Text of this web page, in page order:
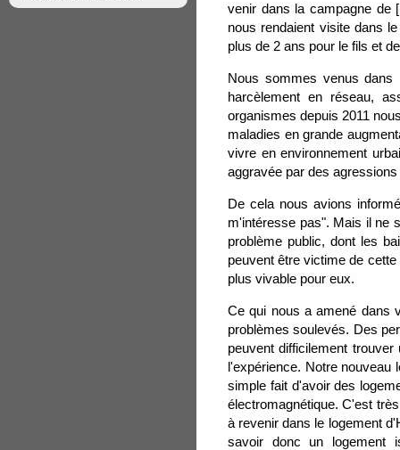
venir dans la campagne de
nous rendaient visite dans
plus de 2 ans pour le fils et
Nous sommes venus dans
harcèlement en réseau,
organismes depuis 2011
maladies en grande
vivre en environnement
aggravée par des
De cela nous avions
m'intéresse pas". Mais il ne
problème public, dont les
peuvent être victime de
plus vivable pour eux.
Ce qui nous a amené dans
problèmes soulevés. Des
peuvent difficilement
l'expérience. Notre nouveau
simple fait d'avoir des
électromagnétique. C'est
à revenir dans le logement
savoir donc un logement